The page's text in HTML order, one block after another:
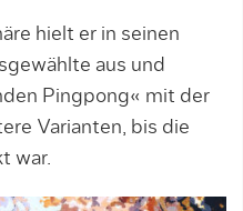
hielt er in seinen
aus und
Pingpong« mit der
Varianten, bis die
war.